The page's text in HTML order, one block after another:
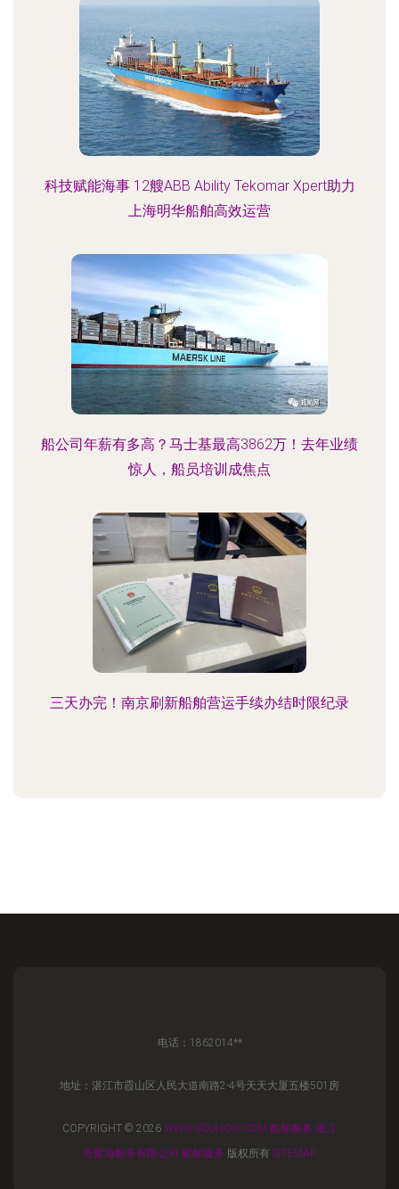
科技赋能海事 12艘ABB Ability Tekomar Xpert助力
上海明华船舶高效运营
船公司年薪有多高？马士基最高3862万！去年业绩
惊人，船员培训成焦点
三天办完！南京刷新船舶营运手续办结时限纪录
电话：1862014**
地址：湛江市霞山区人民大道南路2-4号天天大厦五楼501房
COPYRIGHT © 2026 WWW.GDJHCW.COM 船舶服务 湛江
市聚海船务有限公司 船舶服务 版权所有 SITEMAP